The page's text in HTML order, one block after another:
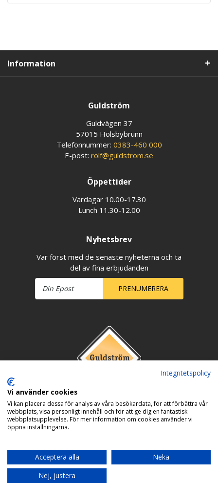
Information
Guldström
Guldvägen 37
57015 Holsbybrunn
Telefonnummer: 0383-460 000
E-post: rolf@guldstrom.se
Öppettider
Vardagar 10.00-17.30
Lunch 11.30-12.00
Nyhetsbrev
Var först med de senaste nyheterna och ta
del av fina erbjudanden
PRENUMERERA
Copyright © 2026 Guldström
Integritetspolicy
Vi använder cookies
Vi kan placera dessa för analys av våra besökardata, för att förbättra vår
webbplats, visa personligt innehåll och för att ge dig en fantastisk
webbplatsupplevelse. För mer information om cookies använder vi
öppna inställningarna.
Acceptera alla
Neka
Nej, justera